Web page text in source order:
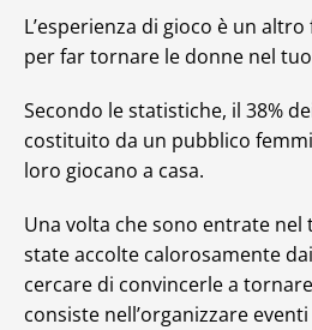
L’esperienza di gioco è un
per far tornare le donne nel
Secondo le statistiche, il 38%
costituito da un pubblico
loro giocano a casa.
Una volta che sono entrate nel
state accolte calorosamente
cercare di convincerle a
consiste nell’organizzare